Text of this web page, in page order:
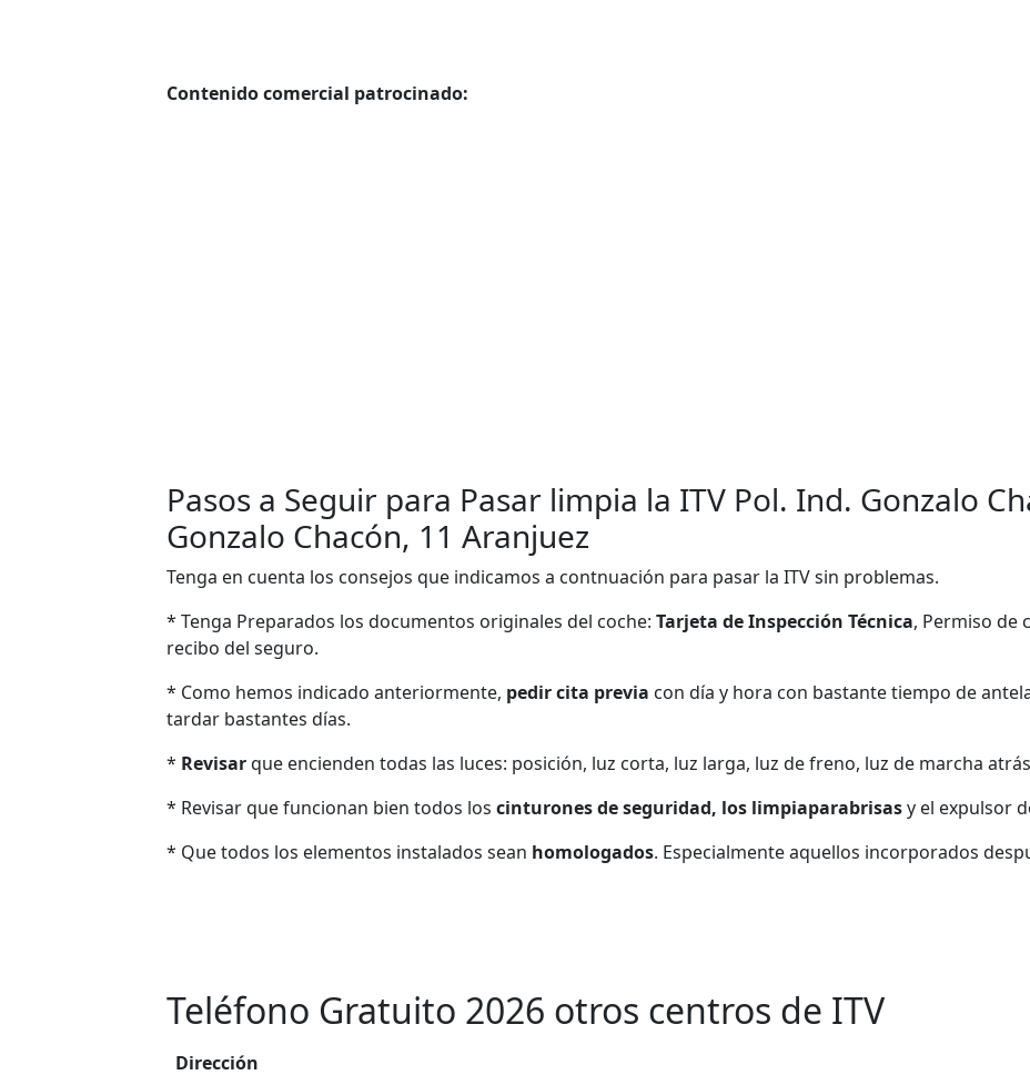
Contenido comercial patrocinado:
Pasos a Seguir para Pasar limpia la ITV Pol. Ind. Gonzalo
Gonzalo Chacón, 11 Aranjuez
Tenga en cuenta los consejos que indicamos a contnuación para pasar la ITV sin problemas.
* Tenga Preparados los documentos originales del coche: Tarjeta de Inspección Técnica, Permiso de
recibo del seguro.
* Como hemos indicado anteriormente, pedir cita previa con día y hora con bastante tiempo de
tardar bastantes días.
* Revisarque encienden todas las luces: posición, luz corta, luz larga, luz de freno, luz de marcha
* Revisar que funcionan bien todos los cinturones de seguridad, los limpiaparabrisasy el expulsor
* Que todos los elementos instalados sean homologados. Especialmente aquellos incorporados
Teléfono Gratuito 2026 otros centros de ITV
Dirección